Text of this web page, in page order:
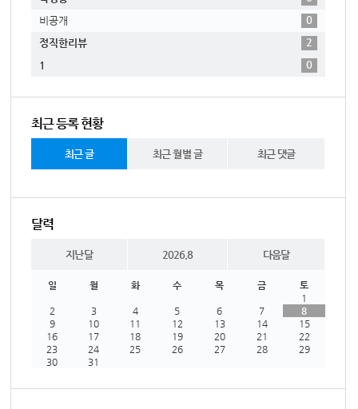
비공개
0
정직한리뷰
2
1
0
최근 등록 현황
최근 글 최근 월별 글 최근 댓글
달력
지난달 2026.8 다음달
일 월 화 수 목 금
토
1
2
3 4 5 6 7
8
9
10 11 12 13 14
15
16
17 18 19 20 21
22
23
24 25 26 27 28
29
30
31